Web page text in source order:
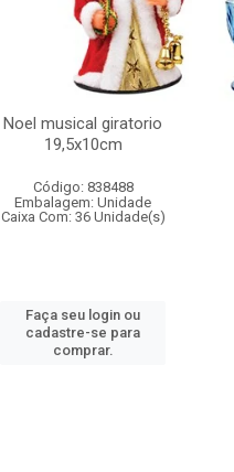
Noel musical giratorio
19,5x10cm
Código: 838488
Embalagem: Unidade
Caixa Com: 36 Unidade(s)
Faça seu login ou
cadastre-se para
comprar.